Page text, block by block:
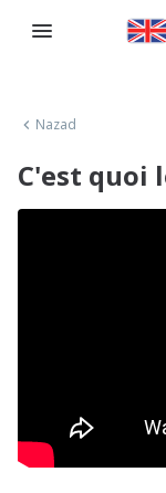
Nazad
C'est quoi